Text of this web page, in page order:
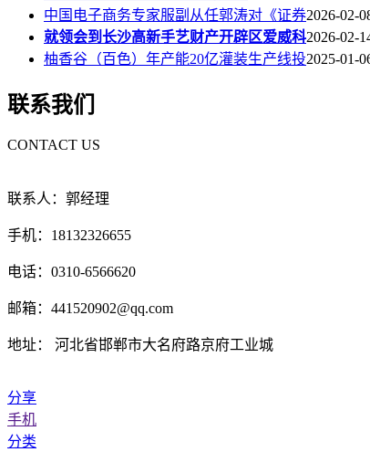
中国电子商务专家服副从任郭涛对《证券2026-02-
就领会到长沙高新手艺财产开辟区爱威科2026-02-
柚香谷（百色）年产能20亿灌装生产线投2025-01-
联系我们
CONTACT US
联系人：郭经理
手机：18132326655
电话：0310-6566620
邮箱：441520902@qq.com
地址： 河北省邯郸市大名府路京府工业城
分享
手机
分类